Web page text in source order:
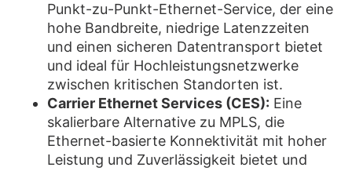
Punkt-zu-Punkt-Ethernet-Service, der eine
hohe Bandbreite, niedrige Latenzzeiten
und einen sicheren Datentransport bietet
und ideal für Hochleistungsnetzwerke
zwischen kritischen Standorten ist.
Carrier Ethernet Services (CES): Eine
skalierbare Alternative zu MPLS, die
Ethernet-basierte Konnektivität mit hoher
Leistung und Zuverlässigkeit bietet und